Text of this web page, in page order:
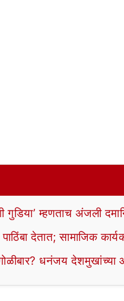
गुडिया’ म्हणताच अंजली
देतात; सामाजिक
धनंजय देशमुखांच्या